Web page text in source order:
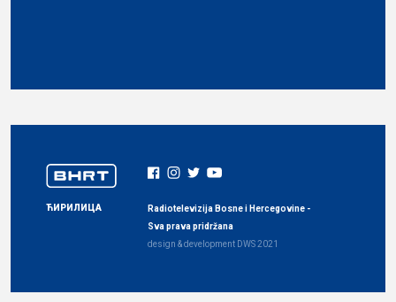
ЋИРИЛИЦА
Radiotelevizija Bosne i Hercegovine -
Sva prava pridržana
design & development DWS2021